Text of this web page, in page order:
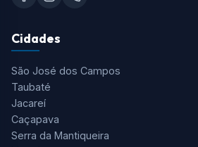
Cidades
São José dos Campos
Taubaté
Jacareí
Caçapava
Serra da Mantiqueira